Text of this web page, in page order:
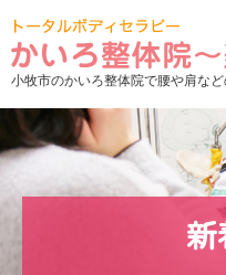
小牧市のかいろ整体院で腰や肩な
新